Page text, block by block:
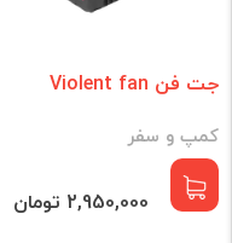
جت فن Violent fan
کمپ و سفر
2,950,000 تومان